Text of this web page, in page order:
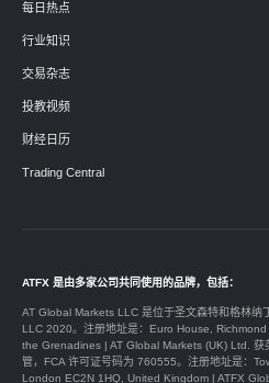
每日热点
行业知识
交易杂志
投教视频
财经日历
Trading Central
ATFX 是由多家公司共同使用的品牌，包括：
AT Global Markets LLC 是位于圣文森特和格林纳
LLC 2020。注册地址是：Euro House,
the Grenadines | AT Global Markets (UK) Ltd. 获
管，FCA 许可证号码为 760555。注册地址是：
London EC2N 1HQ, United Kingdom | ATFX